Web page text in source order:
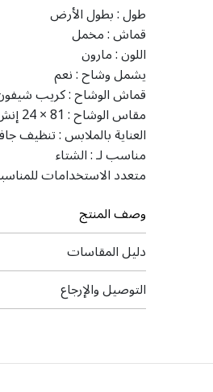
طول :بطول الأرض
قماش :مخمل
اللون :مارون
يشمل وشاح :نعم
قماش الوشاح :كريب
مقاس الوشاح :‎24 × 81 إنش
العناية بالملابس :تنظيف
مناسب لـ :الشتاء
متعدد الاستخدامات
وصف المنتج
دليل المقاسات
التوصيل والإرجاع